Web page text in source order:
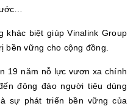
khác biệt giúp Vinalink Group
vững cho cộng đồng.
19 năm nỗ lực vươn xa chính
đông đảo người tiêu dùng
sự phát triển bền vững của